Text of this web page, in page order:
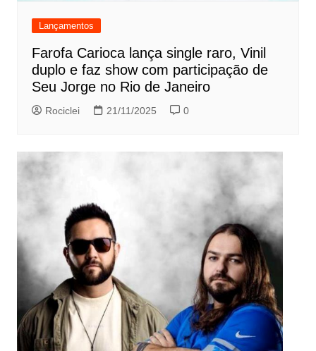
Lançamentos
Farofa Carioca lança single raro, Vinil
duplo e faz show com participação de
Seu Jorge no Rio de Janeiro
Rociclei 21/11/2025 0